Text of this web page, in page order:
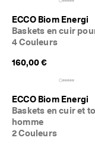
Rejoignez ECCO en
récompenses,
encore.
ECCO Biom Energi
Baskets en cuir
4 Couleurs
160,00 €
ECCO Biom Energi
Baskets en cuir et
homme
2 Couleurs